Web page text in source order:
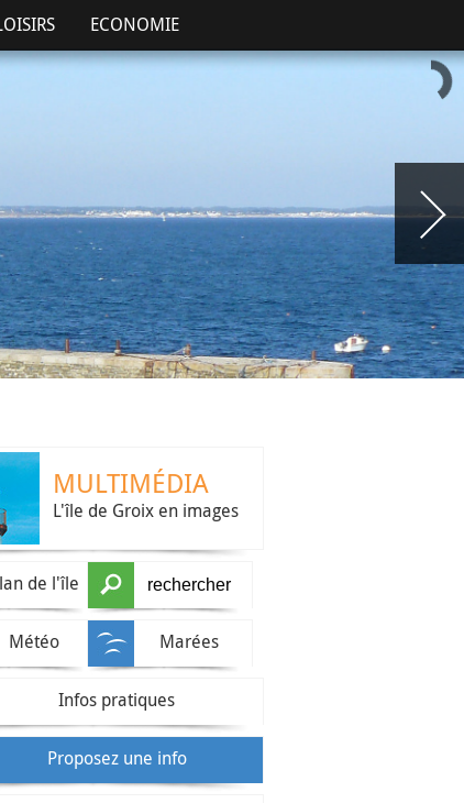
ECONOMIE
MULTIMÉDIA
L'île de Groix en images
de l'île
Météo Marées
Infos pratiques
Proposez une info